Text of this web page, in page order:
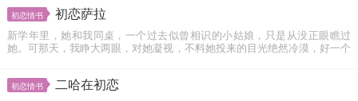
初恋情书 初恋萨拉
新学年里，她和我同桌，一个过去似曾相识的小姑娘，只是从没正眼瞧过
她。可那天，我睁大两眼，对她凝视，不料她投来的目光绝然冷漠，好一个
初恋情书 二哈在初恋